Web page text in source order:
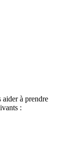
à prendre
: